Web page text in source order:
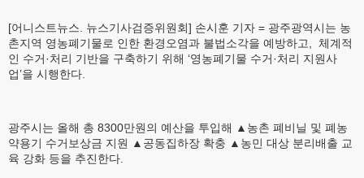
[어니스트뉴스. 뉴스기사검증위원회] 손시훈 기자 = 광주광역시는 농
촌지역 영농폐기물로 인한 환경오염과 불법소각을 예방하고, 체계적
인 수거·처리 기반을 구축하기 위해 ‘영농폐기물 수거·처리 지원사
업’을 시행한다.
광주시는 올해 총 8300만원의 예산을 투입해 ▲농촌 폐비닐 및 폐농
약용기 수거보상금 지원 ▲공동집하장 확충 ▲농민 대상 분리배출 교
육 강화 등을 추진한다.